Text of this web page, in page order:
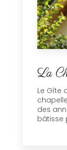
La
Le Gîte
des
bâtisse